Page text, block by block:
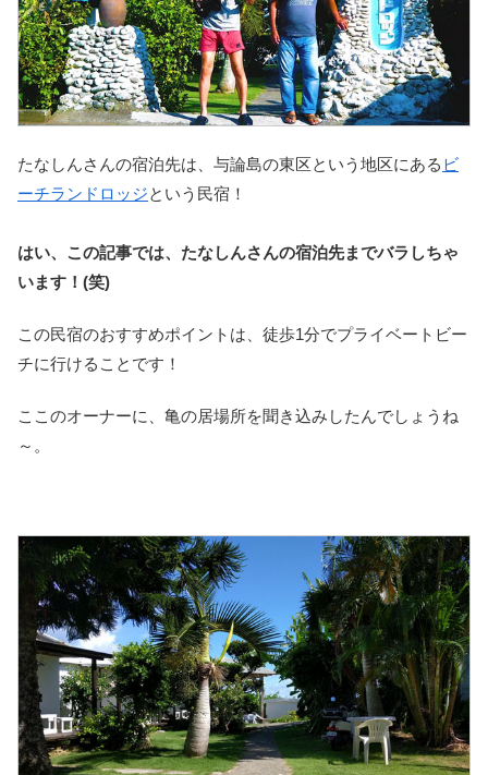
たなしんさんの宿泊先は、与論島の東区という地区にある ビ
ーチランドロッジという民宿！
はい、この記事では、たなしんさんの宿泊先までバラしちゃ
います！(笑)
この民宿のおすすめポイントは、徒歩1分でプライベートビー
チに行けることです！
ここのオーナーに、亀の居場所を聞き込みしたんでしょうね
～。